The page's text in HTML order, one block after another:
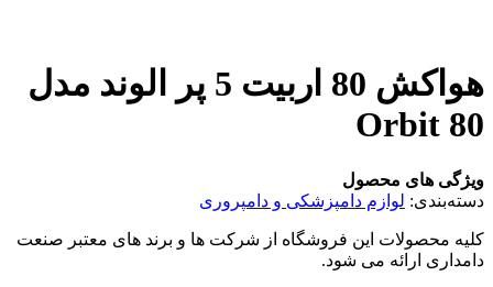
هواکش 80 اربیت 5 پر الوند مدل
Orbit 80
ویژگی های محصول
دسته‌بندی: لوازم دامپزشکی و دامپروری
کلیه محصولات این فروشگاه از شرکت ها و برند های معتبر صنعت
دامداری ارائه می شود.